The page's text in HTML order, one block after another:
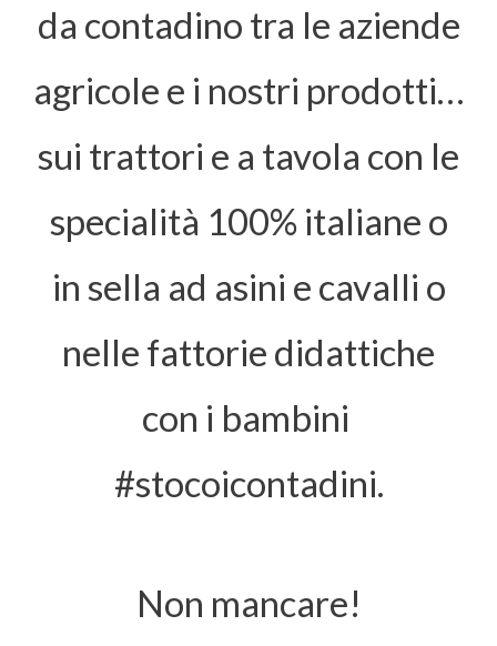
da contadino tra le aziende
agricole e i nostri prodotti…
sui trattori e a tavola con le
specialità 100% italiane o
in sella ad asini e cavalli o
nelle fattorie didattiche
con i bambini
#stocoicontadini.
Non mancare!